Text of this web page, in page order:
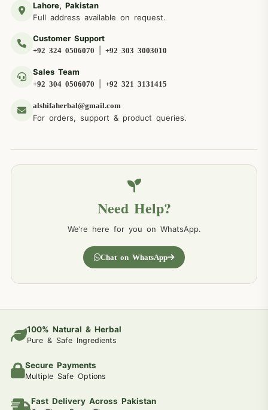
Lahore, Pakistan
Full address available on request.
Customer Support
+92 324 0506070 +92 303 3003010
Sales Team
+92 304 0506070 +92 321 3131415
alshifaherbal@gmail.com
For orders, support & product queries.
Need Help?
We’re here for you on WhatsApp.
Chat on WhatsApp
100% Natural & Herbal
Pure & Safe Ingredients
Secure Payments
Multiple Safe Options
Fast Delivery Across Pakistan